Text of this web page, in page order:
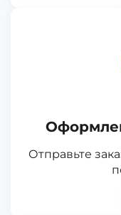
Отправьте